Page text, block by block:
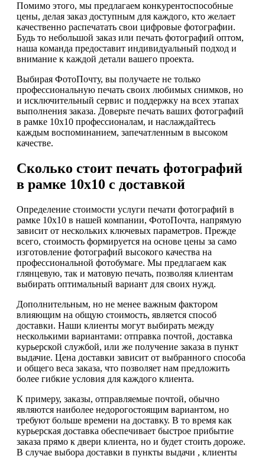
Помимо этого, мы предлагаем конкурентоспособные
цены, делая заказ доступным для каждого, кто желает
качественно распечатать свои цифровые фотографии.
Будь то небольшой заказ или печать фотографий оптом,
наша команда предоставит индивидуальный подход и
внимание к каждой детали вашего проекта.
Выбирая ФотоПочту, вы получаете не только
профессиональную печать своих любимых снимков, но
и исключительный сервис и поддержку на всех этапах
выполнения заказа. Доверьте печать ваших фотографий
в рамке 10х10 профессионалам, и наслаждайтесь
каждым воспоминанием, запечатленным в высоком
качестве.
Сколько стоит печать фотографий
в рамке 10х10 с доставкой
Определение стоимости услуги печати фотографий в
рамке 10х10 в нашей компании, ФотоПочта, напрямую
зависит от нескольких ключевых параметров. Прежде
всего, стоимость формируется на основе цены за само
изготовление фотографий высокого качества на
профессиональной фотобумаге. Мы предлагаем как
глянцевую, так и матовую печать, позволяя клиентам
выбирать оптимальный вариант для своих нужд.
Дополнительным, но не менее важным фактором
влияющим на общую стоимость, является способ
доставки. Наши клиенты могут выбирать между
несколькими вариантами: отправка почтой, доставка
курьерской службой, или же получение заказа в пункт
выдачие. Цена доставки зависит от выбранного способа
и общего веса заказа, что позволяет нам предложить
более гибкие условия для каждого клиента.
К примеру, заказы, отправляемые почтой, обычно
являются наиболее недорогостоящим вариантом, но
требуют больше времени на доставку. В то время как
курьерская доставка обеспечивает быстрое прибытие
заказа прямо к двери клиента, но и будет стоить дороже.
В случае выбора доставки в пункты выдачи , клиенты